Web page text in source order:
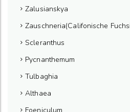
Zalusianskya
Zauschneria(Califonische
Scleranthus
Pycnanthemum
Tulbaghia
Althaea